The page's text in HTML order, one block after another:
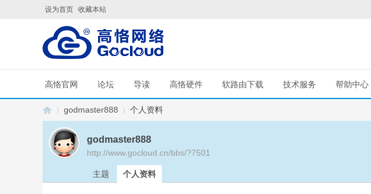
设为首页 收藏本站
高恪官网 论坛 导读 高恪硬件 软路由下载 技术服务 帮助中心
godmaster888 个人资料
godmaster888
http://www.gocloud.cn/bbs/?7501
主题 个人资料